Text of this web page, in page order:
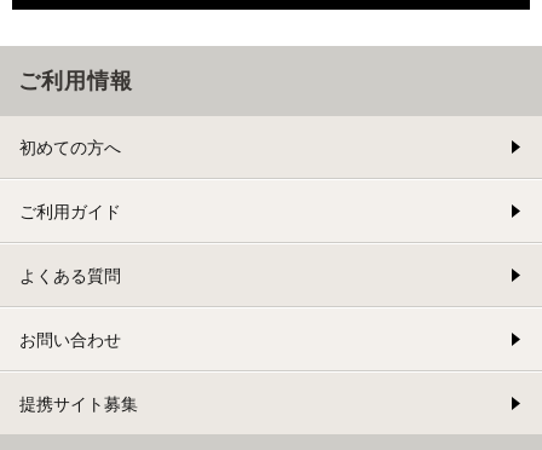
ご利用情報
初めての方へ
ご利用ガイド
よくある質問
お問い合わせ
提携サイト募集